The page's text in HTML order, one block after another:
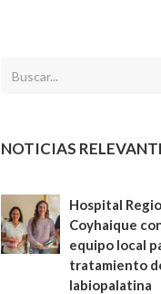
NOTICIAS
Hospital
Coyhaique
equipo local
tratamiento
labiopalatina